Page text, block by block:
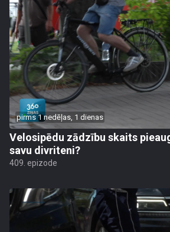
pirms 1 nedēļas, 1 dienas
Velosipēdu zādzību skaits
savu divriteni?
409. epizode